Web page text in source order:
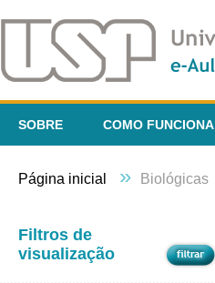
SOBRE COMO FUNCIONA
Página inicial » Biológicas
Filtros de
visualização